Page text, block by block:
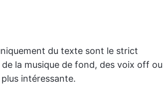
du texte sont le strict
la musique de fond, des voix off ou
intéressante.